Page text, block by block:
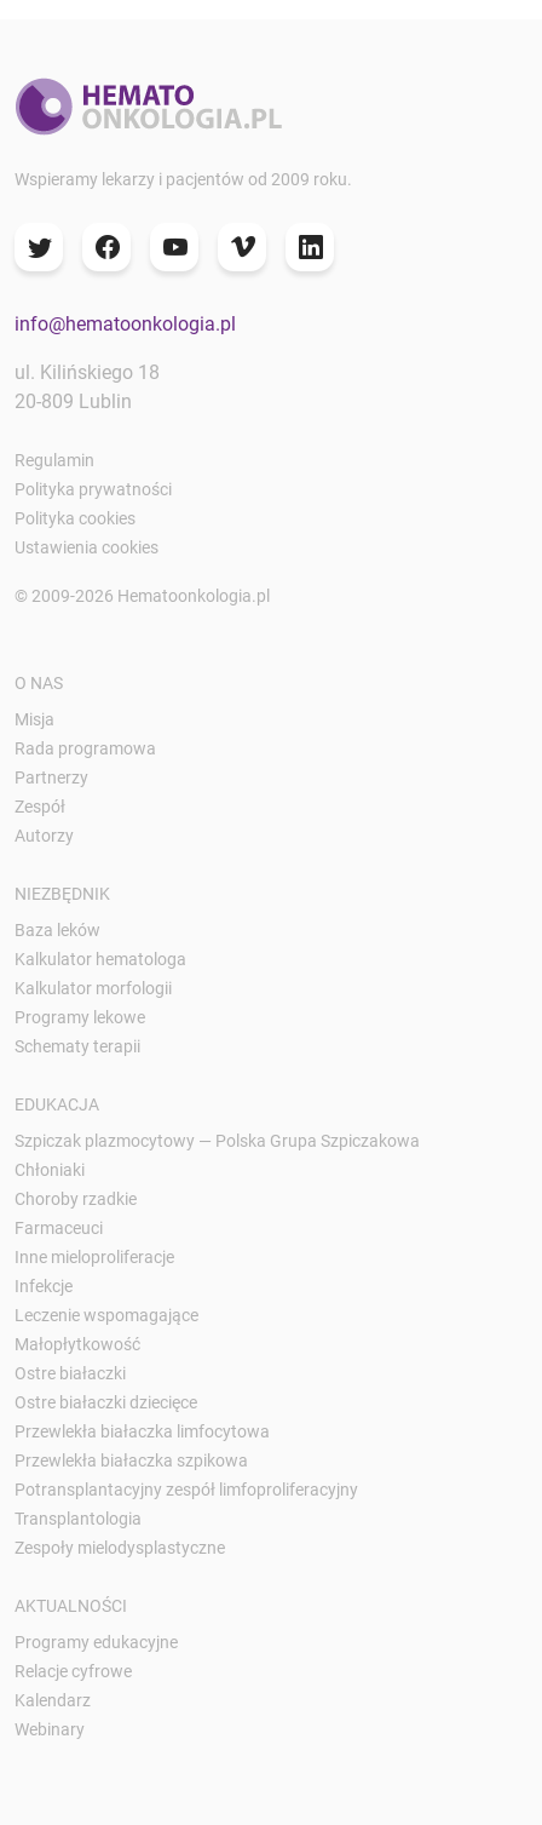
Wspieramy lekarzy i pacjentów od 2009 roku.
info@hematoonkologia.pl
ul. Kilińskiego 18
20-809 Lublin
Regulamin
Polityka prywatności
Polityka cookies
Ustawienia cookies
© 2009-2026 Hematoonkologia.pl
O NAS
Misja
Rada programowa
Partnerzy
Zespół
Autorzy
NIEZBĘDNIK
Baza leków
Kalkulator hematologa
Kalkulator morfologii
Programy lekowe
Schematy terapii
EDUKACJA
Szpiczak plazmocytowy — Polska Grupa Szpiczakowa
Chłoniaki
Choroby rzadkie
Farmaceuci
Inne mieloproliferacje
Infekcje
Leczenie wspomagające
Małopłytkowość
Ostre białaczki
Ostre białaczki dziecięce
Przewlekła białaczka limfocytowa
Przewlekła białaczka szpikowa
Potransplantacyjny zespół limfoproliferacyjny
Transplantologia
Zespoły mielodysplastyczne
AKTUALNOŚCI
Programy edukacyjne
Relacje cyfrowe
Kalendarz
Webinary